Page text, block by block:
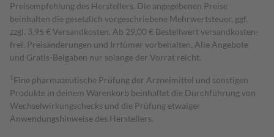
Preisempfehlung des Herstellers. Die angegebenen Preise
beinhalten die gesetzlich vorgeschriebene Mehrwertsteuer, ggf.
zzgl. 3,95 € Versandkosten. Ab 29,00 € Bestell­wert versand­kosten­
frei. Preisänderungen und Irrtümer vorbehalten. Alle Angebote
und Gratis-Beigaben nur solange der Vorrat reicht.
1 Eine pharmazeutische Prüfung der Arzneimittel und sonstigen
Produkte in deinem Warenkorb beinhaltet die Durchführung von
Wechselwirkungschecks und die Prüfung etwaiger
Anwendungshinweise des Herstellers.